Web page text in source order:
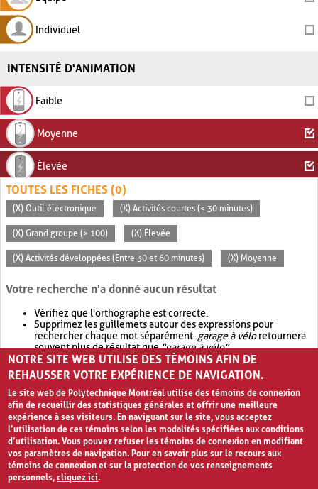
Individuel
INTENSITÉ D'ANIMATION
Faible
Moyenne
Élevée
TOUTES LES FICHES (0)
(X) Outil électronique (X) Activités courtes (< 30 minutes)
(X) Grand groupe (> 100) (X) Élevée
(X) Activités développées (Entre 30 et 60 minutes) (X) Moyenne
Votre recherche n'a donné aucun résultat
Vérifiez que l'orthographe est correcte.
Supprimez les guillemets autour des expressions pour
rechercher chaque mot séparément. garage à véloretournera
souvent plus de résultat que"garage à vélo".
Envisagez d'élargir votre recherche avec OR.garage OR vélo
retournera souvent plus de résultat quegarage à vélo
NOTRE SITE WEB UTILISE DES TÉMOINS AFIN DE
REHAUSSER VOTRE EXPÉRIENCE DE NAVIGATION.
Le site web de Polytechnique Montréal utilise des témoins de connexion
afin de recueillir des statistiques générales et offrir une meilleure
expérience à ses visiteurs. En naviguant sur le site, vous acceptez
l’utilisation de ces témoins selon les modalités spécifiées aux conditions
d’utilisation. Vous pouvez refuser les témoins de connexion en modifiant
vos paramètres de navigation. Pour en savoir plus sur le recours aux
témoins de connexion et sur la protection de vos renseignements
personnels,cliquez ici.